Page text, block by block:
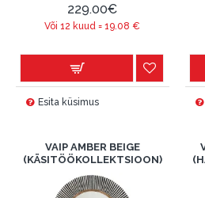
229.00€
Või 12 kuud =19.08 €
Esita küsimus
VAIP AMBER BEIGE
(KÄSITÖÖKOLLEKTSIOON)